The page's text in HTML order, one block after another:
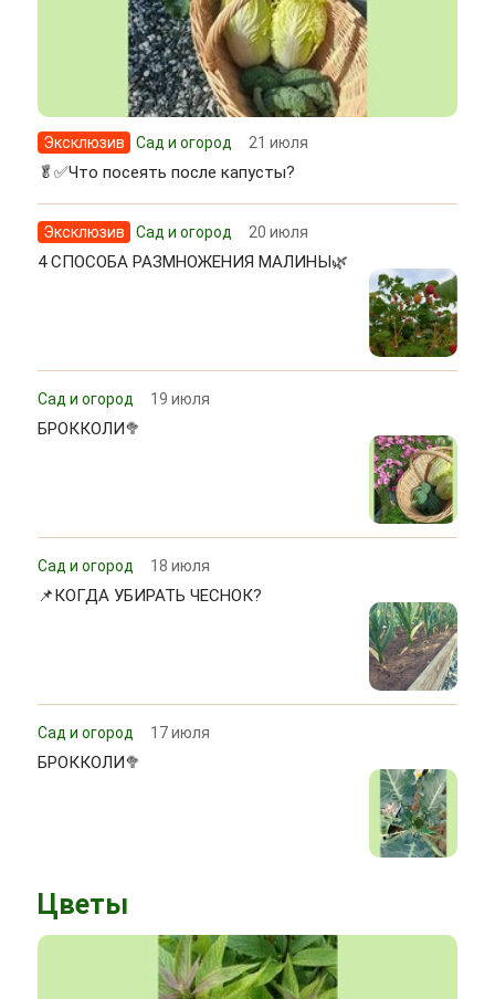
Эксклюзив Сад и огород 21 июля
🥬✅Что посеять после капусты?
Эксклюзив Сад и огород 20 июля
4 СПОСОБА РАЗМНОЖЕНИЯ МАЛИНЫ🌿
Сад и огород 19 июля
БРОККОЛИ🥦
Сад и огород 18 июля
📌КОГДА УБИРАТЬ ЧЕСНОК?
Сад и огород 17 июля
БРОККОЛИ🥦
Цветы